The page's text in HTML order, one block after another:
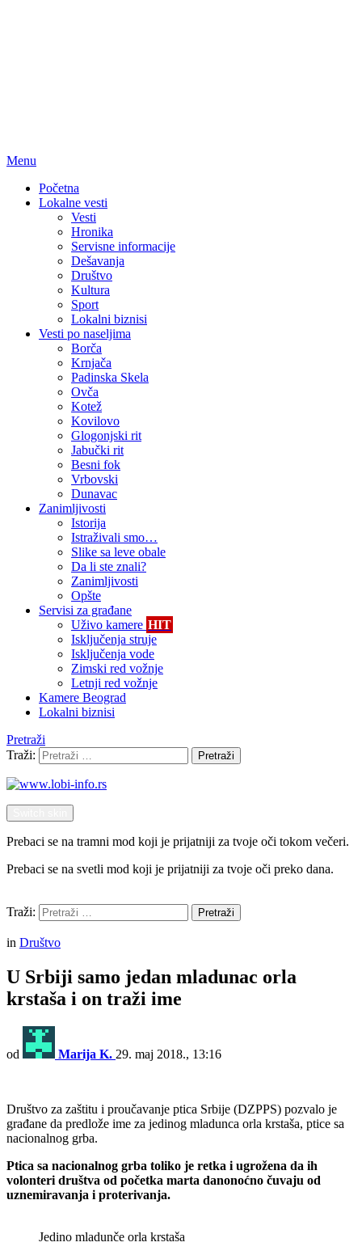
Menu
Početna
Lokalne vesti
Vesti
Hronika
Servisne informacije
Dešavanja
Društvo
Kultura
Sport
Lokalni biznisi
Vesti po naseljima
Borča
Krnjača
Padinska Skela
Ovča
Kotež
Kovilovo
Glogonjski rit
Jabučki rit
Besni fok
Vrbovski
Dunavac
Zanimljivosti
Istorija
Istraživali smo…
Slike sa leve obale
Da li ste znali?
Zanimljivosti
Opšte
Servisi za građane
Uživo kamere HIT
Isključenja struje
Isključenja vode
Zimski red vožnje
Letnji red vožnje
Kamere Beograd
Lokalni biznisi
Pretraži
Traži:
Pretraži
Prebaci se na tramni mod koji je prijatniji za tvoje oči tokom večeri.
Prebaci se na svetli mod koji je prijatniji za tvoje oči preko dana.
Traži:
Pretraži
in Društvo
U Srbiji samo jedan mladunac orla
krstaša i on traži ime
od Marija K. 29. maj 2018., 13:16
Društvo za zaštitu i proučavanje ptica Srbije (DZPPS) pozvalo je
građane da predlože ime za jedinog mladunca orla krstaša, ptice sa
nacionalnog grba.
Ptica sa nacionalnog grba toliko je retka i ugrožena da ih
volonteri društva od početka marta danonoćno čuvaju od
uznemiravanja i proterivanja.
Jedino mladunče orla krstaša